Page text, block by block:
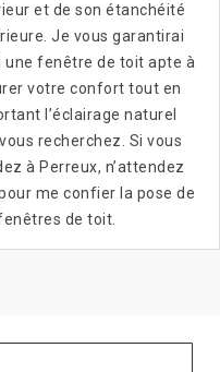
et de son étanchéité
Je vous garantirai
une fenêtre de toit apte à
votre confort tout en
l’éclairage naturel
recherchez. Si vous
à Perreux, n’attendez
me confier la pose de
de toit.